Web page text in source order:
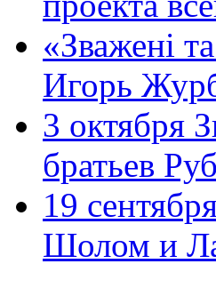
«Зважені
Игорь
3 октября
братьев
19
Шолом и